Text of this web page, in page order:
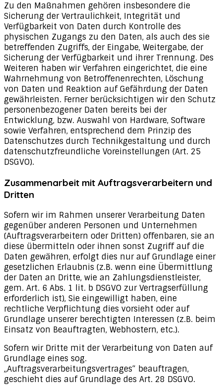
Zu den Maßnahmen gehören insbesondere die
Sicherung der Vertraulichkeit, Integrität und
Verfügbarkeit von Daten durch Kontrolle des
physischen Zugangs zu den Daten, als auch des sie
betreffenden Zugriffs, der Eingabe, Weitergabe, der
Sicherung der Verfügbarkeit und ihrer Trennung. Des
Weiteren haben wir Verfahren eingerichtet, die eine
Wahrnehmung von Betroffenenrechten, Löschung
von Daten und Reaktion auf Gefährdung der Daten
gewährleisten. Ferner berücksichtigen wir den Schutz
personenbezogener Daten bereits bei der
Entwicklung, bzw. Auswahl von Hardware, Software
sowie Verfahren, entsprechend dem Prinzip des
Datenschutzes durch Technikgestaltung und durch
datenschutzfreundliche Voreinstellungen (Art. 25
DSGVO).
Zusammenarbeit mit Auftragsverarbeitern und
Dritten
Sofern wir im Rahmen unserer Verarbeitung Daten
gegenüber anderen Personen und Unternehmen
(Auftragsverarbeitern oder Dritten) offenbaren, sie an
diese übermitteln oder ihnen sonst Zugriff auf die
Daten gewähren, erfolgt dies nur auf Grundlage einer
gesetzlichen Erlaubnis (z.B. wenn eine Übermittlung
der Daten an Dritte, wie an Zahlungsdienstleister,
gem. Art. 6 Abs. 1 lit. b DSGVO zur Vertragserfüllung
erforderlich ist), Sie eingewilligt haben, eine
rechtliche Verpflichtung dies vorsieht oder auf
Grundlage unserer berechtigten Interessen (z.B. beim
Einsatz von Beauftragten, Webhostern, etc.).
Sofern wir Dritte mit der Verarbeitung von Daten auf
Grundlage eines sog.
„Auftragsverarbeitungsvertrages“ beauftragen,
geschieht dies auf Grundlage des Art. 28 DSGVO.